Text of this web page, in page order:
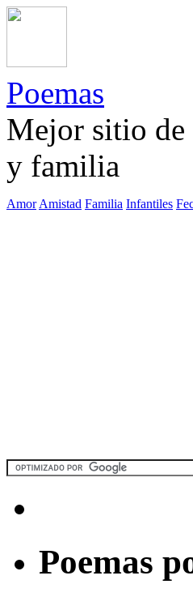
Poemas
Mejor sitio de
y familia
Amor Amistad Familia Infantiles
Poemas